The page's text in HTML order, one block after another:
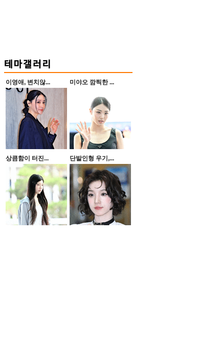
이영애, 변치않... 미야오 깜찍한 ...
상큼함이 터진... 단발인형 우기,...